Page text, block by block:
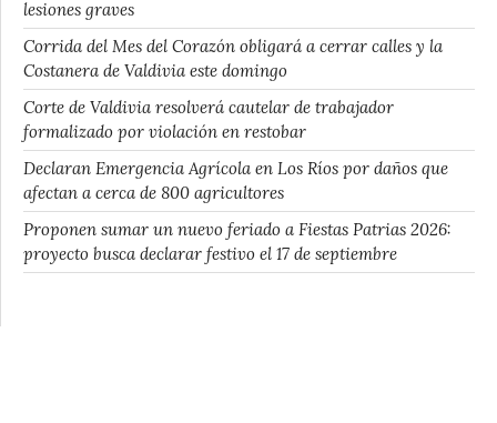
lesiones graves
Corrida del Mes del Corazón obligará a cerrar calles y la
Costanera de Valdivia este domingo
Corte de Valdivia resolverá cautelar de trabajador
formalizado por violación en restobar
Declaran Emergencia Agrícola en Los Ríos por daños que
afectan a cerca de 800 agricultores
Proponen sumar un nuevo feriado a Fiestas Patrias 2026:
proyecto busca declarar festivo el 17 de septiembre